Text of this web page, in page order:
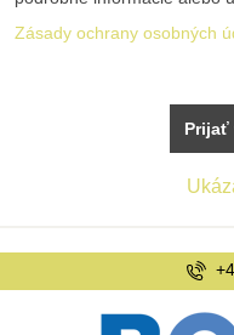
Zásady ochrany osobných
Prijať